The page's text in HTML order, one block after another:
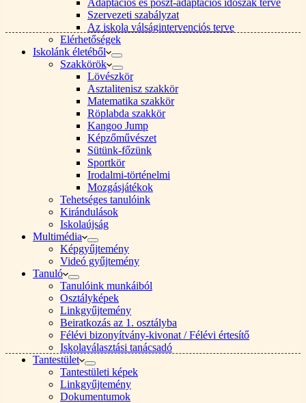
Adaptációs és poszt-adaptációs időszak terve
Szervezeti szabályzat
Az iskola válságintervenciós terve
Elérhetőségek
Iskolánk életéből
Szakkörök
Lövészkör
Asztalitenisz szakkör
Matematika szakkör
Röplabda szakkör
Kangoo Jump
Képzőművészet
Sütünk-főzünk
Sportkör
Irodalmi-történelmi
Mozgásjátékok
Tehetséges tanulóink
Kirándulások
Iskolaújság
Multimédia
Képgyűjtemény
Videó gyűjtemény
Tanuló
Tanulóink munkáiból
Osztályképek
Linkgyűjtemény
Beiratkozás az 1. osztályba
Félévi bizonyítvány-kivonat / Félévi értesítő
Iskolaválasztási tanácsadó
Tantestület
Tantestületi képek
Linkgyűjtemény
Dokumentumok